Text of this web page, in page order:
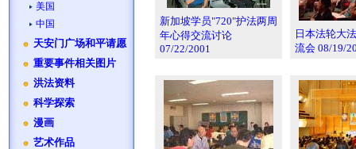
美国
中国
天安门广场和平请愿
重要事件相关图片
洪法资料
科学探索
漫画
艺术作品
新加坡学员"720"护法两周
年心得交流讨论
07/22/2001
日本法轮大
流会 08/19/